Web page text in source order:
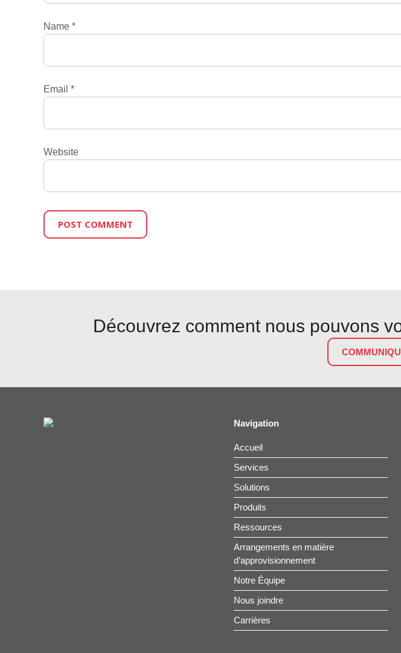
Name *
Email *
Website
Découvrez comment nous pouvons
Navigation
Accueil
Services
Solutions
Produits
Ressources
Arrangements en matière
d’approvisionnement
Notre Équipe
Nous joindre
Carrières